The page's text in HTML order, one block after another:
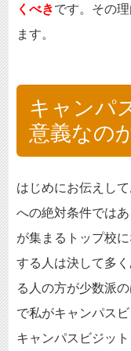
くべきです。その
ます。
キャンパ
意義なの
はじめにお伝えし
への絶対条件では
が集まるトップ校
する人は決して多
る人の方が少数派
で私がキャンパス
キャンパスビジッ